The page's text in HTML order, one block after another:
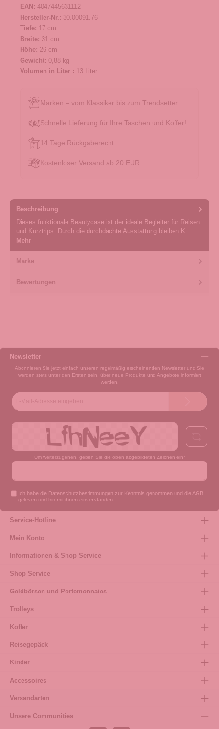
EAN: 4047445631112
Hersteller-Nr.: 30.00091.76
Tiefe: 17 cm
Breite: 31 cm
Höhe: 26 cm
Gewicht: 0,88 kg
Volumen in Liter : 13 Liter
Marken – vom Klassiker bis zum Trendsetter
Schnelle Lieferung für Ihre Taschen und Koffer!
14 Tage Rückgaberecht
Kostenloser Versand ab 20 EUR
Beschreibung
Dieses funktionale Beautycase ist der ideale Begleiter für Reisen
und Kurztrips. Durch die durchdachte Ausstattung bleiben K…
Mehr
Marke
Bewertungen
Newsletter
Abonnieren Sie jetzt einfach unseren regelmäßig erscheinenden Newsletter und Sie
werden stets unter den Ersten sein, über neue Produkte und Angebote informiert
werden.
Um weiterzugehen, geben Sie die oben abgebildeten Zeichen ein*
Ich habe die Datenschutzbestimmungen zur Kenntnis genommen und die AGB
gelesen und bin mit ihnen einverstanden.
Service-Hotline
Mein Konto
Informationen & Shop Service
Shop Service
Geldbörsen und Portemonnaies
Trolleys
Koffer
Reisegepäck
Kinder
Accessoires
Versandarten
Unsere Communities